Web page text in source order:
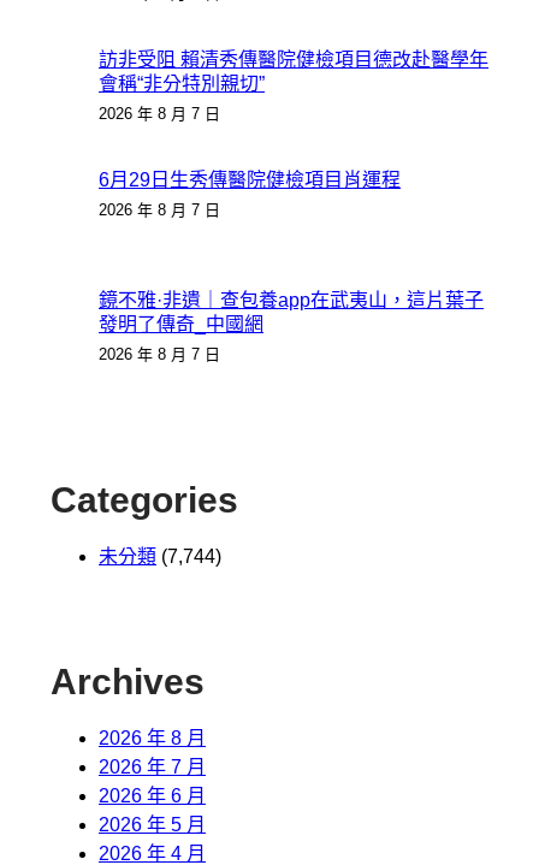
訪非受阻 賴清秀傳醫院健檢項目德改赴醫學年
會稱“非分特別親切”
2026 年 8 月 7 日
6月29日生秀傳醫院健檢項目肖運程
2026 年 8 月 7 日
鏡不雅·非遺｜查包養app在武夷山，這片葉子
發明了傳奇_中國網
2026 年 8 月 7 日
Categories
未分類 (7,744)
Archives
2026 年 8 月
2026 年 7 月
2026 年 6 月
2026 年 5 月
2026 年 4 月